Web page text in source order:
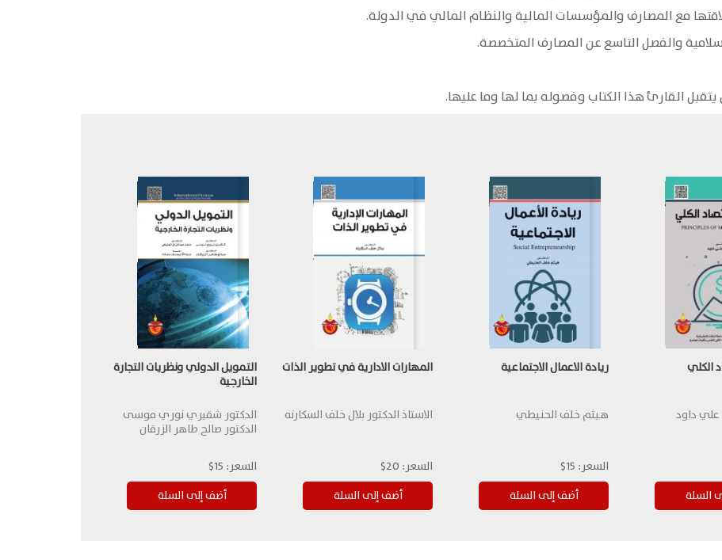
مع المصارف والمؤسسات المالية والنظام المالي في الدولة.
والفصل التاسع عن المصارف المتخصصة.
القارئ هذا الكتاب وفصوله بما لها وما عليها.
الكلي
علي داود
ريادة الاعمال الاجتماعية
هيثم خلف الحنيطي
السعر: 15$
المهارات الادارية في تطوير الذات
الاستاذ الدكتور بلال خلف السكارنه
السعر: 20$
التمويل الدولي ونظريات التجارة
الخارجية
الدكتور شقيري نوري موسى
الدكتور صالح طاهر الزرقان
السعر: 15$